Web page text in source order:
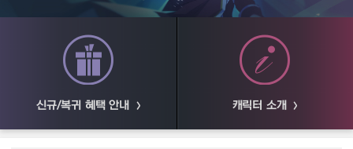
신규/복귀 혜택 안내 캐릭터 소개